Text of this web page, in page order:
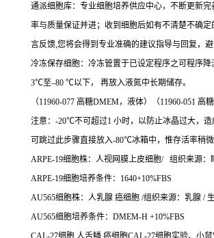
通派细胞库：专业细胞培养供应中心，不断更新
率与质量保证并进；收到细胞后如有不清楚不确定
言反馈,您将会得到专业准确的建议指导与回复，避
冷冻保存细胞：冷冻管置于已设定程序之可程序降
3℃至–80 ℃以下， 再放入液氮中长期储存。
（11960-077 高糖DMEM，液体）（11960-051 高
注意：-20℃不可超过1 小时，以防止冰晶过大，
可跳过此步骤直接放入-80℃冰箱中，惟存活率稍微
ARPE-19细胞株：人视网膜上皮细胞/ 组织来源
ARPE-19细胞培养条件：1640+10%FBS
AU565细胞株：人乳腺 癌细胞 /组织来源：乳腺 /
AU565细胞培养条件：DMEM-H +10%FBS
CAL-27细胞 人舌鳞 癌细胞CAL-27细胞实验、小